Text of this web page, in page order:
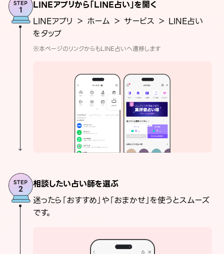
LINEアプリから「LINE占い」を開く
LINEアプリ ＞ ホーム ＞ サービス ＞ LINE占い
をタップ
※本ページのリンクからもLINE占いへ遷移します
相談したい占い師を選ぶ
迷ったら「おすすめ」や「おまかせ」を使うとスムーズ
です。